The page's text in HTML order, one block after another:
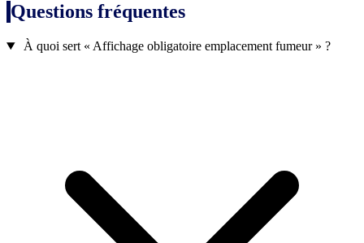
Questions fréquentes
À quoi sert « Affichage obligatoire emplacement fumeur » ?